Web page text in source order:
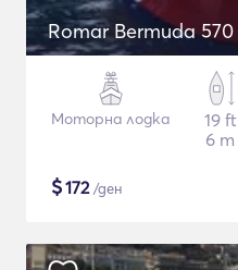
Romar Bermuda 570
Моторна лодка
19 ft
6 m
$172/ден